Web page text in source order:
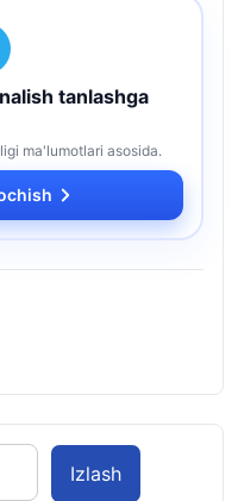
tanlashga
ma'lumotlari asosida.
Izlash